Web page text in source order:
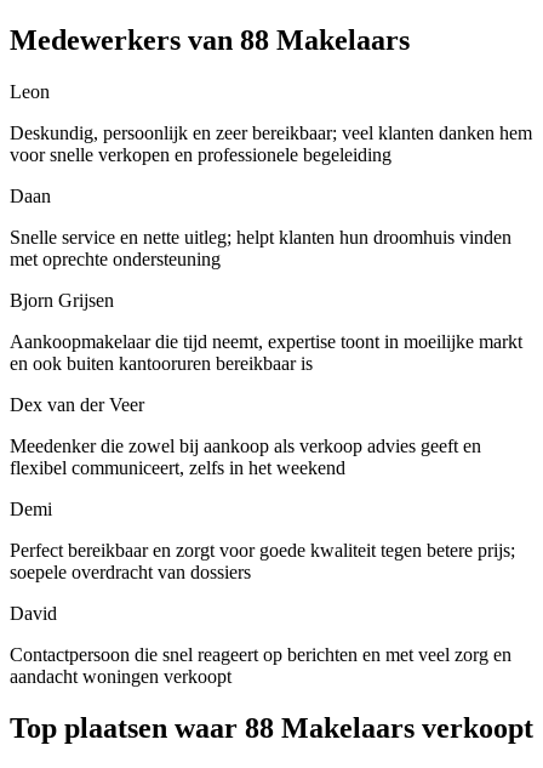
Medewerkers van 88 Makelaars
Leon
Deskundig, persoonlijk en zeer bereikbaar; veel klanten danken hem
voor snelle verkopen en professionele begeleiding
Daan
Snelle service en nette uitleg; helpt klanten hun droomhuis vinden
met oprechte ondersteuning
Bjorn Grijsen
Aankoopmakelaar die tijd neemt, expertise toont in moeilijke markt
en ook buiten kantooruren bereikbaar is
Dex van der Veer
Meedenker die zowel bij aankoop als verkoop advies geeft en
flexibel communiceert, zelfs in het weekend
Demi
Perfect bereikbaar en zorgt voor goede kwaliteit tegen betere prijs;
soepele overdracht van dossiers
David
Contactpersoon die snel reageert op berichten en met veel zorg en
aandacht woningen verkoopt
Top plaatsen waar 88 Makelaars verkoopt